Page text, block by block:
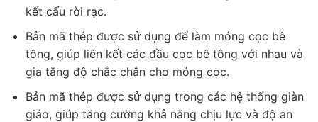
kết cấu rời rạc.
Bản mã thép được sử dụng để làm móng cọc bê
tông, giúp liên kết các đầu cọc bê tông với nhau và
gia tăng độ chắc chắn cho móng cọc.
Bản mã thép được sử dụng trong các hệ thống giàn
giáo, giúp tăng cường khả năng chịu lực và độ an